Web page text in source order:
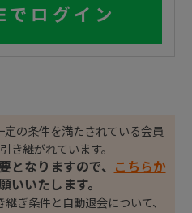
でログイン
定の条件を満たされている会員
き継がれています。
となりますので、
こちらか
いいたします。
ぎ条件と自動退会について、